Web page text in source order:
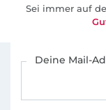
Sei immer auf
Deine Mail-